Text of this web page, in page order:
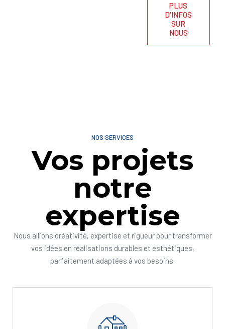
PLUS
D'INFOS
SUR
NOUS
NOS SERVICES
Vos projets
notre
expertise
Nous allions créativité, expertise et rigueur pour transformer
vos idées en réalisations durables et esthétiques,
parfaitement adaptées à vos besoins.